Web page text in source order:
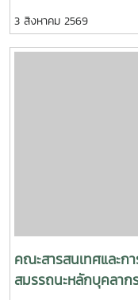
13.30-16.30 น. ณ ห้อง
และการสื่อสาร ** แต่ง
3 สิงหาคม 2569
คณะสารสนเทศและก
สมรรถนะหลักบุคลา